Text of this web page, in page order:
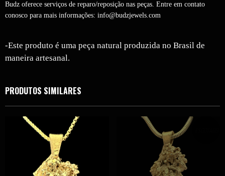
Budz oferece serviços de reparo/reposição nas peças. Entre em contato
conosco para mais informações: info@budzjewels.com
-Este produto é uma peça natural produzida no Brasil de
maneira artesanal.
PRODUTOS SIMILARES